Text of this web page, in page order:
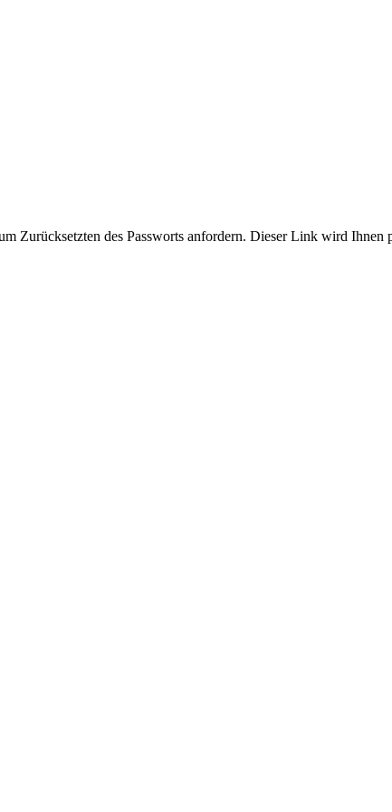
Zurücksetzten des Passworts anfordern. Dieser Link wird